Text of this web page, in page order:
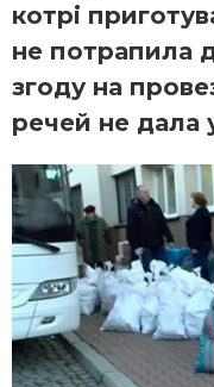
котрі
не потрапила
згоду на
речей не дала